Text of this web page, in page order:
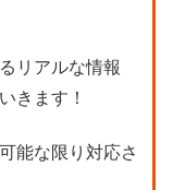
リアルな情報
きます！
能な限り対応さ